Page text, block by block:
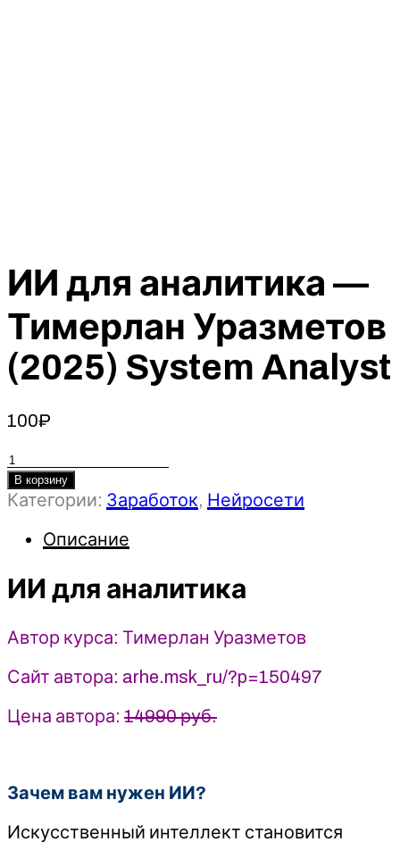
ИИ для аналитика —
Тимерлан Уразметов
(2025) System Analyst
100₽
Количество
товара
ИИ
аналитика
Тимерлан
Уразметов
(2025)
System
Analyst
В корзину
Категории: Заработок, Нейросети
Описание
ИИ для аналитика
Автор курса: Тимерлан Уразметов
Сайт автора: arhe.msk_ru/?p=150497
Цена автора: 14990 руб.
Зачем вам нужен ИИ?
Искусственный интеллект становится